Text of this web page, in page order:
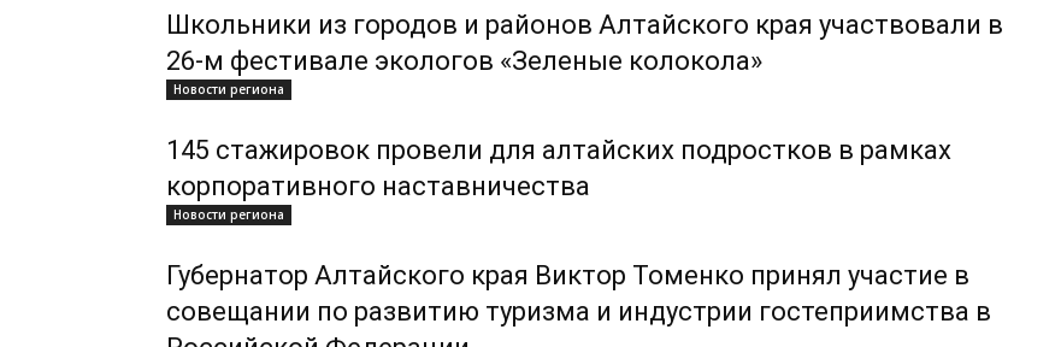
Школьники из городов и районов Алтайского края участвовали в
26-м фестивале экологов «Зеленые колокола»
Новости региона
145 стажировок провели для алтайских подростков в рамках
корпоративного наставничества
Новости региона
Губернатор Алтайского края Виктор Томенко принял участие в
совещании по развитию туризма и индустрии гостеприимства в